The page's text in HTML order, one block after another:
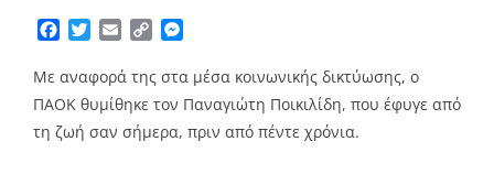
Facebook
TwitterEmailCopy
Με αναφορά της στα μέσα κοινωνικής δικτύωσης, ο
ΠΑΟΚ θυμίθηκε τον Παναγιώτη Ποικιλίδη, που έφυγε από
τη ζωή σαν σήμερα, πριν από πέντε χρόνια.